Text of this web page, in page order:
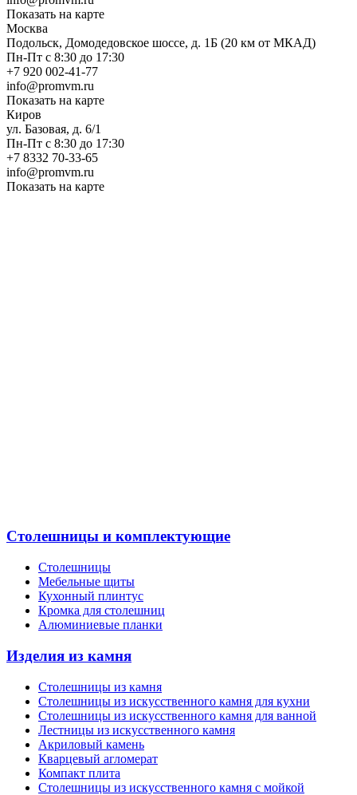
Показать на карте
Москва
Подольск, Домодедовское шоссе, д. 1Б (20 км от МКАД)
Пн-Пт с 8:30 до 17:30
+7 920 002-41-77
info@promvm.ru
Показать на карте
Киров
ул. Базовая, д. 6/1
Пн-Пт с 8:30 до 17:30
+7 8332 70-33-65
info@promvm.ru
Показать на карте
Столешницы и комплектующие
Столешницы
Мебельные щиты
Кухонный плинтус
Кромка для столешниц
Алюминиевые планки
Изделия из камня
Столешницы из камня
Cтолешницы из искусственного камня для кухни
Cтолешницы из искусственного камня для ванной
Лестницы из искусственного камня
Акриловый камень
Кварцевый агломерат
Компакт плита
Столешницы из искусственного камня с мойкой